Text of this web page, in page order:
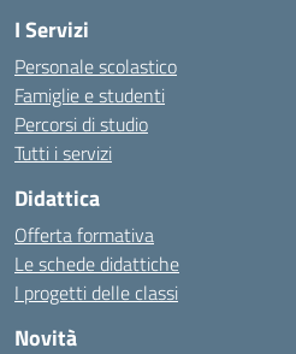
I Servizi
Personale scolastico
Famiglie e studenti
Percorsi di studio
Tutti i servizi
Didattica
Offerta formativa
Le schede didattiche
I progetti delle classi
Novità